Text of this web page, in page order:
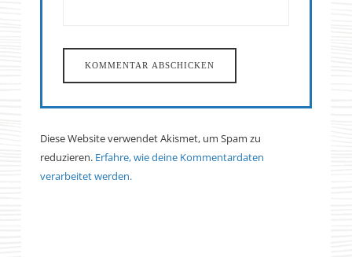
Diese Website verwendet Akismet, um Spam zu
reduzieren. Erfahre, wie deine Kommentardaten
verarbeitet werden.